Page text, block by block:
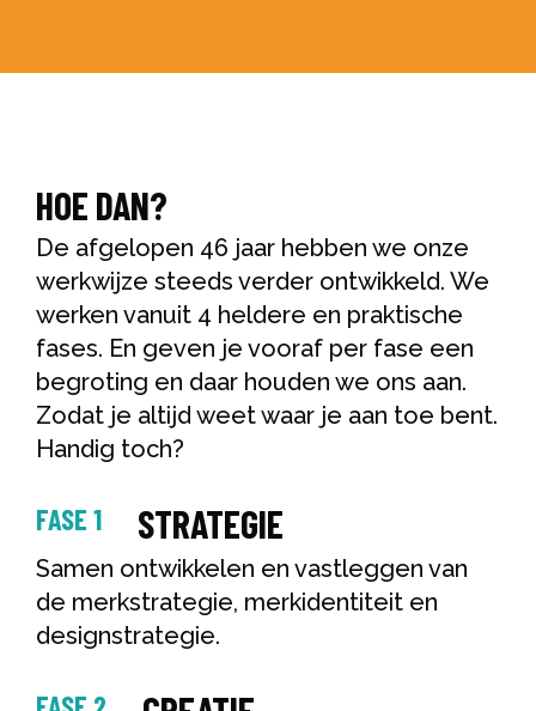
HOE DAN?
De afgelopen 46 jaar hebben we onze
werkwijze steeds verder ontwikkeld. We
werken vanuit 4 heldere en praktische
fases. En geven je vooraf per fase een
begroting en daar houden we ons aan.
Zodat je altijd weet waar je aan toe bent.
Handig toch?
FASE 1 STRATEGIE
Samen ontwikkelen en vastleggen van
de merkstrategie, merkidentiteit en
designstrategie.